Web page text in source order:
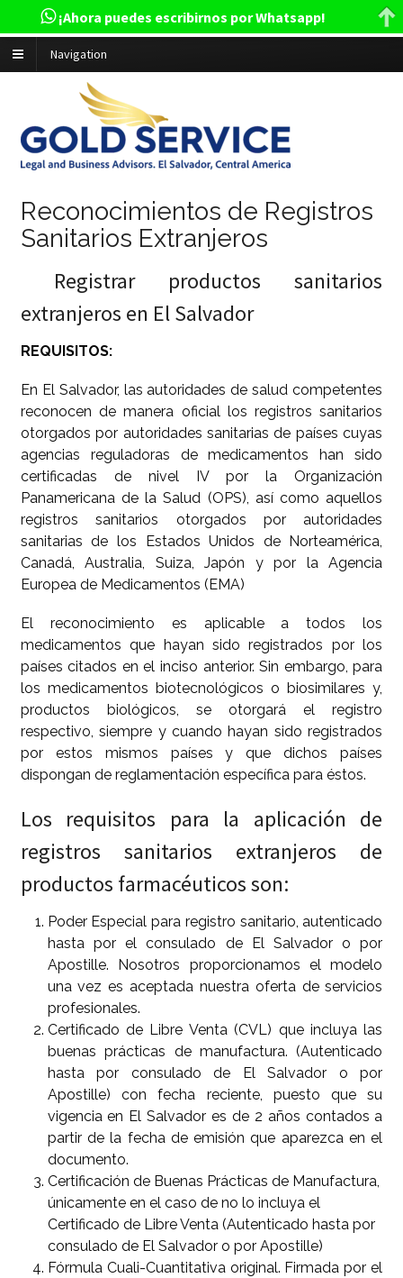
Navigation
Reconocimientos de Registros
Sanitarios Extranjeros
Registrar productos sanitarios
extranjeros en El Salvador
REQUISITOS:
En El Salvador, las autoridades de salud competentes
reconocen de manera oficial los registros sanitarios
otorgados por autoridades sanitarias de países cuyas
agencias reguladoras de medicamentos han sido
certificadas de nivel IV por la Organización
Panamericana de la Salud (OPS), así como aquellos
registros sanitarios otorgados por autoridades
sanitarias de los Estados Unidos de Norteamérica,
Canadá, Australia, Suiza, Japón y por la Agencia
Europea de Medicamentos (EMA)
El reconocimiento es aplicable a todos los
medicamentos que hayan sido registrados por los
países citados en el inciso anterior. Sin embargo, para
los medicamentos biotecnológicos o biosimilares y,
productos biológicos, se otorgará el registro
respectivo, siempre y cuando hayan sido registrados
por estos mismos países y que dichos países
dispongan de reglamentación específica para éstos.
Los requisitos para la aplicación de
registros sanitarios extranjeros de
productos farmacéuticos son:
Poder Especial para registro sanitario, autenticado
hasta por el consulado de El Salvador o por
Apostille. Nosotros proporcionamos el modelo
una vez es aceptada nuestra oferta de servicios
profesionales.
Certificado de Libre Venta (CVL) que incluya las
buenas prácticas de manufactura. (Autenticado
hasta por consulado de El Salvador o por
Apostille) con fecha reciente, puesto que su
vigencia en El Salvador es de 2 años contados a
partir de la fecha de emisión que aparezca en el
documento.
Certificación de Buenas Prácticas de Manufactura,
únicamente en el caso de no lo incluya el
Certificado de Libre Venta (Autenticado hasta por
consulado de El Salvador o por Apostille)
Fórmula Cuali-Cuantitativa original. Firmada por el
¡Ahora puedes escribirnos por Whatsapp!